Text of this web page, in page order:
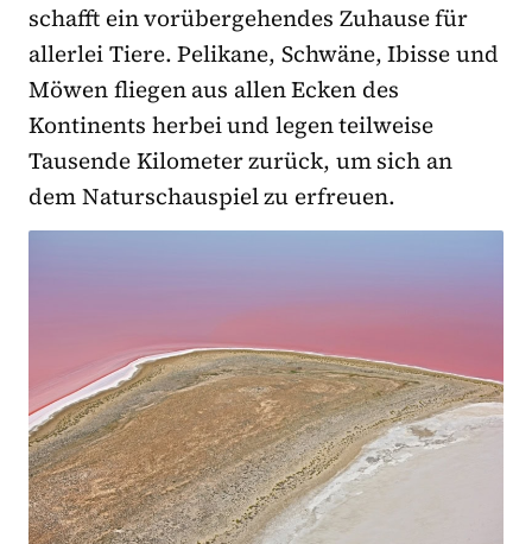
schafft ein vorübergehendes Zuhause für
allerlei Tiere. Pelikane, Schwäne, Ibisse und
Möwen fliegen aus allen Ecken des
Kontinents herbei und legen teilweise
Tausende Kilometer zurück, um sich an
dem Naturschauspiel zu erfreuen.